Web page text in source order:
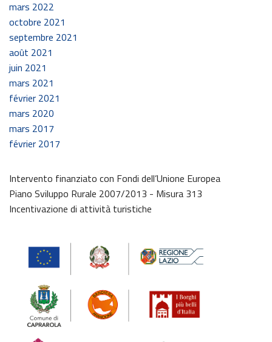
mars 2022
octobre 2021
septembre 2021
août 2021
juin 2021
mars 2021
février 2021
mars 2020
mars 2017
février 2017
Intervento finanziato con Fondi dell’Unione Europea
Piano Sviluppo Rurale 2007/2013 - Misura 313
Incentivazione di attività turistiche